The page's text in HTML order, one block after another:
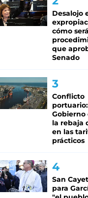
Desalojo
cómo
que
Senado
Conflicto
Gobierno
la rebaja
en las
prácticos
San
para